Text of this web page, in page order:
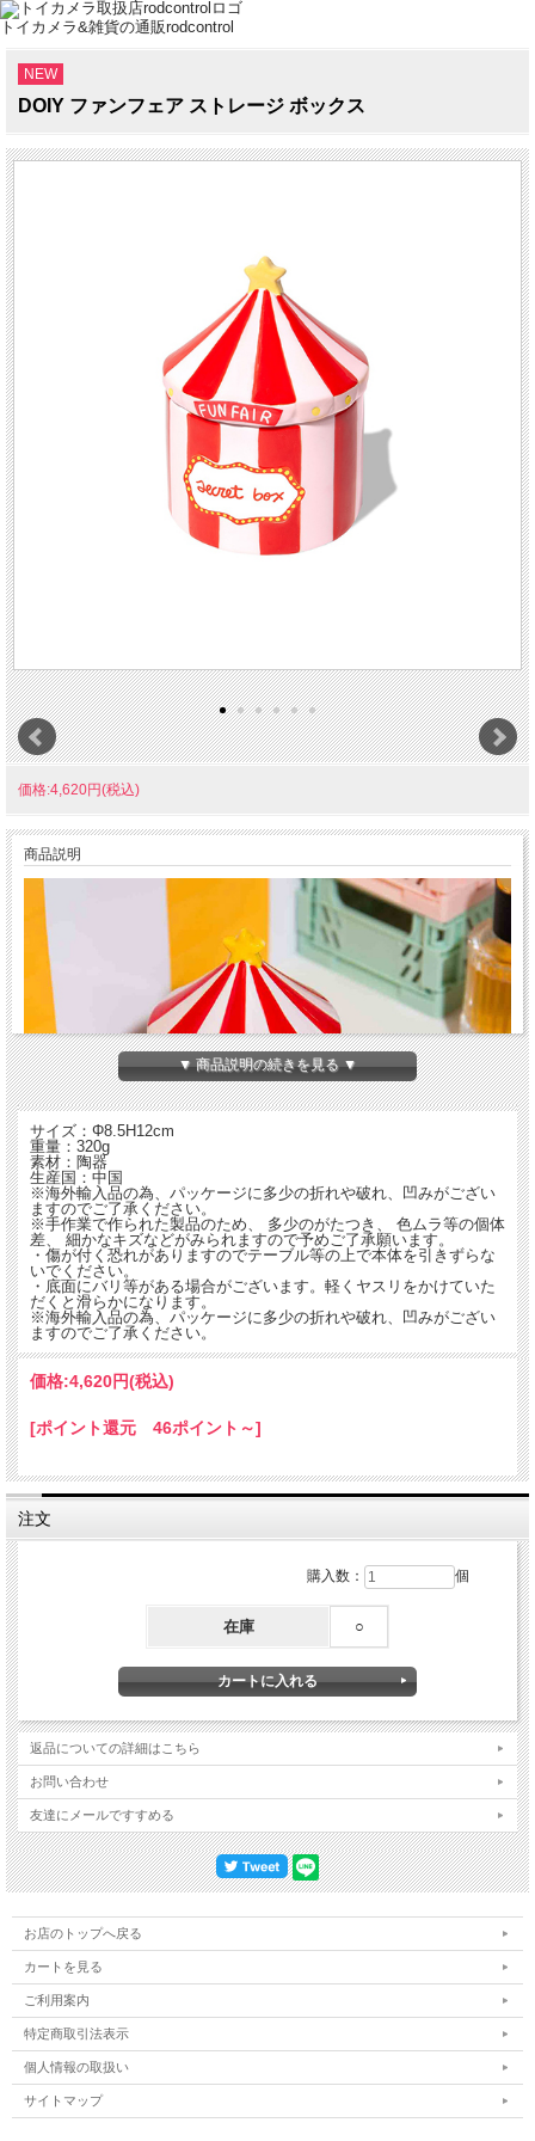
トイカメラ&雑貨の通販rodcontrol
NEW
DOIY ファンフェア ストレージ ボックス
価格:4,620円(税込)
商品説明
『FUN FAIR(ファンフェア)＝遊園地』のサーカステントをモチーフにした陶器製
レッドとピンクのストライプ模様とポップなカラーリングが目を引くデザイン。ア
す。
▼ 商品説明の続きを見る ▼
サイズ：Φ8.5H12cm
重量：320g
素材：陶器
生産国：中国
※海外輸入品の為、パッケージに多少の折れや破れ、凹みがござい
ますのでご了承ください。
※手作業で作られた製品のため、 多少のがたつき、 色ムラ等の個体
差、 細かなキズなどがみられますので予めご了承願います。
・傷が付く恐れがありますのでテーブル等の上で本体を引きずらな
いでください。
・底面にバリ等がある場合がございます。軽くヤスリをかけていた
だくと滑らかになります。
※海外輸入品の為、パッケージに多少の折れや破れ、凹みがござい
ますのでご了承ください。
価格:4,620円(税込)
[ポイント還元 46ポイント～]
注文
購入数： 個
在庫 ○
返品についての詳細はこちら
お問い合わせ
友達にメールですすめる
お店のトップへ戻る
カートを見る
ご利用案内
特定商取引法表示
個人情報の取扱い
サイトマップ